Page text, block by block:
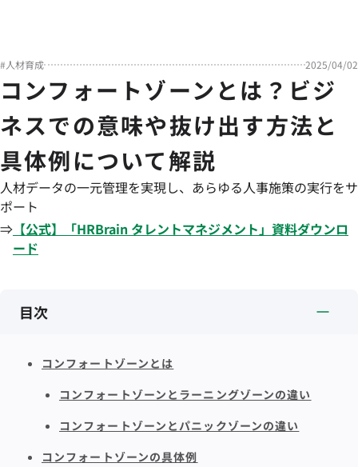
#人材育成 2025/04/02
コンフォートゾーンとは？ビジ
ネスでの意味や抜け出す方法と
具体例について解説
人材データの一元管理を実現し、あらゆる人事施策の実行をサ
ポート
⇒ 【公式】「HRBrain タレントマネジメント」資料ダウンロ
ード
目次
コンフォートゾーンとは
コンフォートゾーンとラーニングゾーンの違い
コンフォートゾーンとパニックゾーンの違い
コンフォートゾーンの具体例